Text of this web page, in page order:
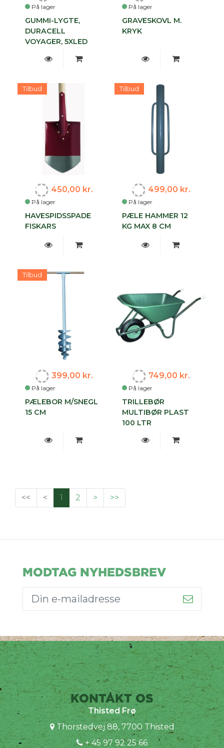
På lager
GUMMI-LYGTE,
DURACELL
VOYAGER, 5XLED
På lager
GRAVESKOVL M.
KRYK
Tilbud
På lager
450,00 kr.
HAVESPIDSSPADE
FISKARS
Tilbud
På lager
499,00 kr.
PÆLE HAMMER 12
KG MAX 8 CM
Tilbud
På lager
399,00 kr.
PÆLEBOR M/SNEGL
15 CM
På lager
749,00 kr.
TRILLEBØR
MULTIBØR PLAST
100 LTR
<< < 1 2 > >>
MODTAG NYHEDSBREV
KONTAKT OS
Thisted Frø
Thorstedvej 88, 7700 Thisted
+ 45 97 92 25 66